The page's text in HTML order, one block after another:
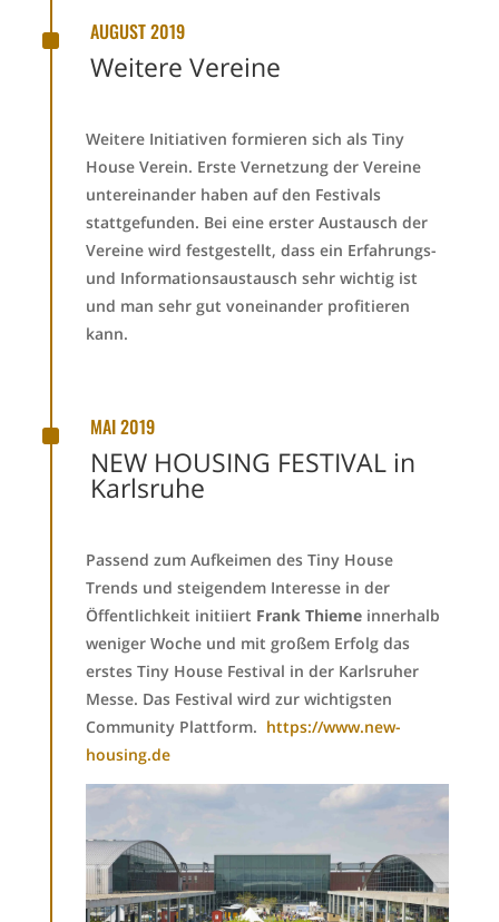
^ AUGUST 2019
Weitere Vereine
Weitere Initiativen formieren sich als Tiny
House Verein. Erste Vernetzung der Vereine
untereinander haben auf den Festivals
stattgefunden. Bei eine erster Austausch der
Vereine wird festgestellt, dass ein Erfahrungs-
und Informationsaustausch sehr wichtig ist
und man sehr gut voneinander profitieren
kann.
^ MAI 2019
NEW HOUSING FESTIVAL in
Karlsruhe
Passend zum Aufkeimen des Tiny House
Trends und steigendem Interesse in der
Öffentlichkeit initiiert Frank Thiemeinnerhalb
weniger Woche und mit großem Erfolg das
erstes Tiny House Festival in der Karlsruher
Messe. Das Festival wird zur wichtigsten
Community Plattform. https://www.new-
housing.de